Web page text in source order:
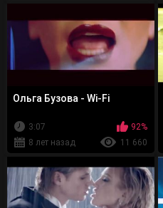
Ольга Бузова - Wi-Fi
3:07
92%
8 лет назад
11 660